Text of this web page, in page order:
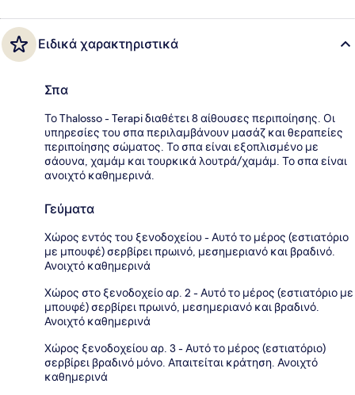
Ειδικά χαρακτηριστικά
Σπα
Το Thalosso - Terapi διαθέτει 8 αίθουσες περιποίησης. Οι
υπηρεσίες του σπα περιλαμβάνουν μασάζ και θεραπείες
περιποίησης σώματος. Το σπα είναι εξοπλισμένο με
σάουνα, χαμάμ και τουρκικά λουτρά/χαμάμ. Το σπα είναι
ανοιχτό καθημερινά.
Γεύματα
Χώρος εντός του ξενοδοχείου - Αυτό το μέρος (εστιατόριο
με μπουφέ) σερβίρει πρωινό, μεσημεριανό και βραδινό.
Ανοιχτό καθημερινά
Χώρος στο ξενοδοχείο αρ. 2 - Αυτό το μέρος (εστιατόριο με
μπουφέ) σερβίρει πρωινό, μεσημεριανό και βραδινό.
Ανοιχτό καθημερινά
Χώρος ξενοδοχείου αρ. 3 - Αυτό το μέρος (εστιατόριο)
σερβίρει βραδινό μόνο. Απαιτείται κράτηση. Ανοιχτό
καθημερινά